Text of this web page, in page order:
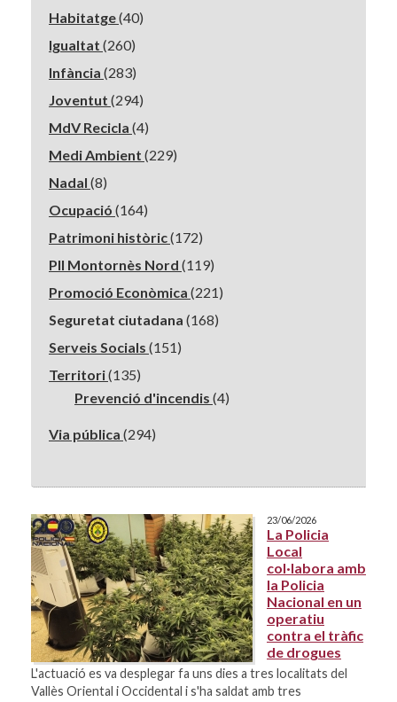
Habitatge(40)
Igualtat (260)
Infància (283)
Joventut (294)
MdV Recicla (4)
Medi Ambient (229)
Nadal (8)
Ocupació (164)
Patrimoni històric(172)
PII Montornès Nord (119)
Promoció Econòmica (221)
Seguretat ciutadana (168)
Serveis Socials (151)
Territori(135)
Prevenció d'incendis (4)
Via pública (294)
23/06/2026
La Policia
Local
col·labora amb
la Policia
Nacional en un
operatiu
contra el tràfic
de drogues
L'actuació es va desplegar fa uns dies a tres localitats del
Vallès Oriental i Occidental i s'ha saldat amb tres